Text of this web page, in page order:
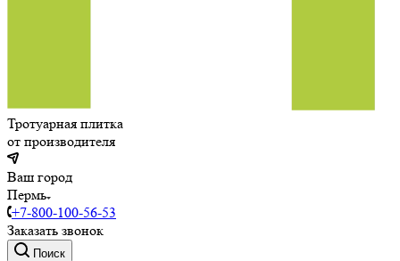
Тротуарная плитка
от производителя
Ваш город
Пермь
+7-800-100-56-53
Заказать звонок
Поиск